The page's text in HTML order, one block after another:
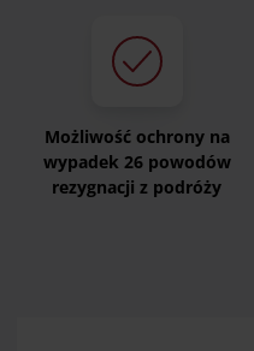
Możliwość ochrony na
wypadek 26 powodów
rezygnacji z podróży